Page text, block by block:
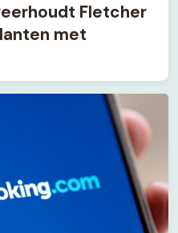
Fletcher
met